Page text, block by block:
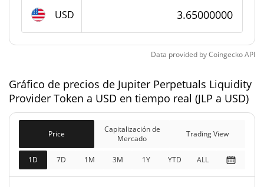
Provider Token
Suministro circulante 219.137.574,5 JLP
Suministro máximo 0 JLP
Capitalización de mercado de Jupiter Perpetuals
Liquidity Provider Token
Capitalización de
Mercado
$799.823.140
0.74%
USD
Data provided byCoingeckoAPI
Gráfico de precios de Jupiter Perpetuals Liquidity
Provider Token a USD en tiempo real (JLP a USD)
Price
Capitalización de
Mercado
Trading View
1D 7D 1M 3M 1Y YTD ALL